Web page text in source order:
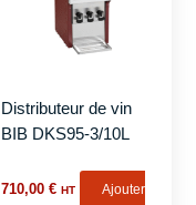
Distributeur de vin
BIB DKS95-3/10L
710,00 € HT Ajouter